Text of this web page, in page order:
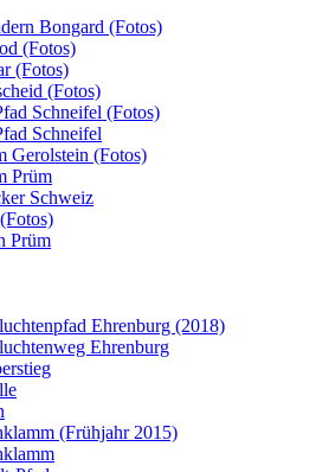
Bongard (Fotos)
(Fotos)
(Fotos)
(Fotos)
Schneifel (Fotos)
Schneifel
Gerolstein (Fotos)
Prüm
Schweiz
Prüm
Ehrenburg (2018)
Ehrenburg
(Frühjahr 2015)